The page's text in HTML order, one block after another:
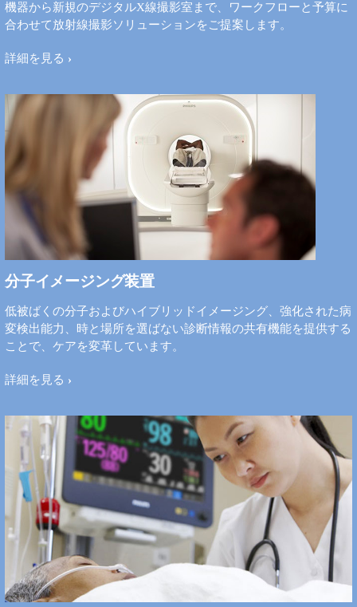
機器から新規のデジタルX線撮影室まで、ワークフローと予算に
合わせて放射線撮影ソリューションをご提案します。
詳細を見る
分子イメージング装置
低被ばくの分子およびハイブリッドイメージング、強化された病
変検出能力、時と場所を選ばない診断情報の共有機能を提供する
ことで、ケアを変革しています。
詳細を見る